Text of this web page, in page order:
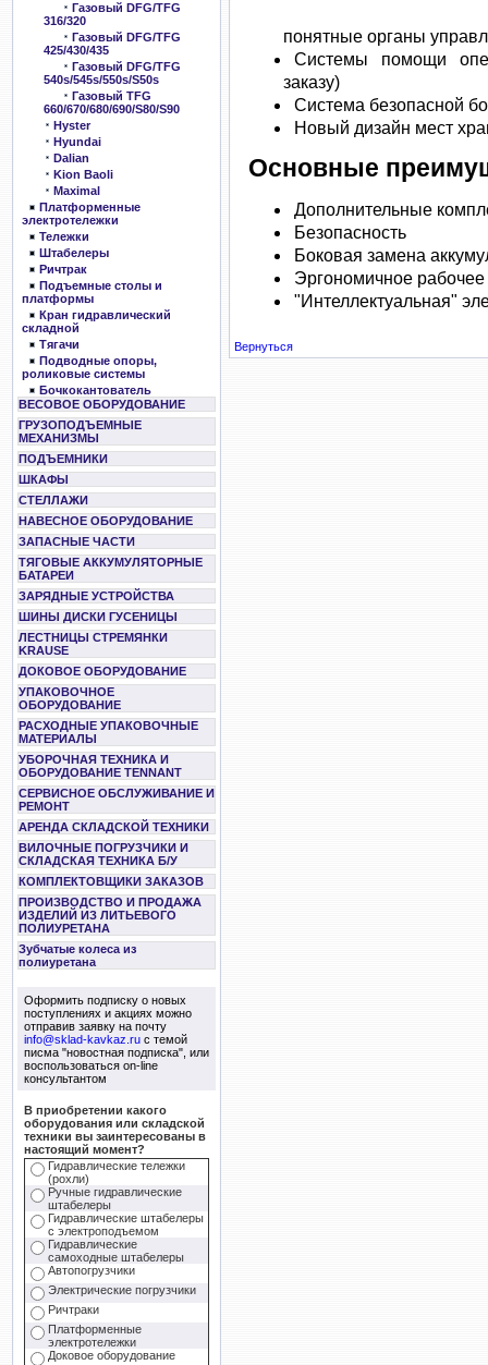
Газовый DFG/TFG
316/320
Газовый DFG/TFG
425/430/435
Газовый DFG/TFG
540s/545s/550s/S50s
Газовый TFG
660/670/680/690/S80/S90
Hyster
Hyundai
Dalian
Kion Baoli
Maximal
Платформенные
электротележки
Тележки
Штабелеры
Ричтрак
Подъемные столы и
платформы
Кран гидравлический
складной
Тягачи
Подводные опоры,
роликовые системы
Бочкокантователь
ВЕСОВОЕ ОБОРУДОВАНИЕ
ГРУЗОПОДЪЕМНЫЕ
МЕХАНИЗМЫ
ПОДЪЕМНИКИ
ШКАФЫ
СТЕЛЛАЖИ
НАВЕСНОЕ ОБОРУДОВАНИЕ
ЗАПАСНЫЕ ЧАСТИ
ТЯГОВЫЕ АККУМУЛЯТОРНЫЕ
БАТАРЕИ
ЗАРЯДНЫЕ УСТРОЙСТВА
ШИНЫ ДИСКИ ГУСЕНИЦЫ
ЛЕСТНИЦЫ СТРЕМЯНКИ
KRAUSE
ДОКОВОЕ ОБОРУДОВАНИЕ
УПАКОВОЧНОЕ
ОБОРУДОВАНИЕ
РАСХОДНЫЕ УПАКОВОЧНЫЕ
МАТЕРИАЛЫ
УБОРОЧНАЯ ТЕХНИКА И
ОБОРУДОВАНИЕ TENNANT
СЕРВИСНОЕ ОБСЛУЖИВАНИЕ И
РЕМОНТ
АРЕНДА СКЛАДСКОЙ ТЕХНИКИ
ВИЛОЧНЫЕ ПОГРУЗЧИКИ И
СКЛАДСКАЯ ТЕХНИКА Б/У
КОМПЛЕКТОВЩИКИ ЗАКАЗОВ
ПРОИЗВОДСТВО И ПРОДАЖА
ИЗДЕЛИЙ ИЗ ЛИТЬЕВОГО
ПОЛИУРЕТАНА
Зубчатые колеса из
полиуретана
Оформить подписку о новых
поступлениях и акциях можно
отправив заявку на почту
info@sklad-kavkaz.ruс темой
писма "новостная подписка", или
воспользоваться on-line
консультантом
В приобретении какого
оборудования или складской
техники вы заинтересованы в
настоящий момент?
Гидравлические тележки
(рохли)
Ручные гидравлические
штабелеры
Гидравлические штабелеры
с электроподъемом
Гидравлические
самоходные штабелеры
Автопогрузчики
Электрические погрузчики
Ричтраки
Платформенные
электротележки
Доковое оборудование
понятные органы
Системы помощи
заказу)
Система безопасной
Новый дизайн мест
Основные
Дополнительные
Безопасность
Боковая замена
Эргономичное
"Интеллектуальная"
Вернуться